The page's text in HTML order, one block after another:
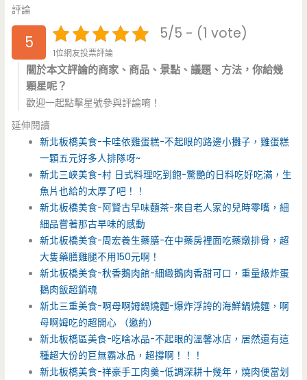
評論
5 5/5 - (1 vote)
1位網友投票評論
關於本文評論的商家、商品、景點、議題、方法，你給幾
顆星呢？
歡迎一起點擊星號參與評論唷！
延伸閱讀
新北板橋美食-卡哇依雞蛋糕-不起眼的路邊小攤子，雞蛋糕
一顆五元好多人排隊呀~
新北三峽美食-村 日式料理吃到飽-驚艷的日料吃好吃滿，生
魚片也給的太厚了吧！！
新北板橋美食-阿賢古早味麵茶-來自老人家的兒時零嘴，細
細品嘗著那古早味的感動
新北板橋美食-周宏養生藥膳-在中藥房裡面吃藥燉排骨，超
大隻藥膳雞腿不用150元啊！
新北板橋美食-秋香鵝肉館-細緻鵝肉香甜可口，重量級炸蛋
鵝肉飯超銷魂
新北三重美食-啊母啊姆鍋燒麵-爆炸浮誇的海鮮鍋燒麵，啊
母啊姆吃的超開心 （邀約）
新北板橋區美食-吃啥冰品-不起眼的溫馨冰店，居然還有這
種超大份的巨無霸冰品，超撐啊！！！
新北板橋美食-祥豪手工肉羹-低調深耕十幾年，燒肉便當划